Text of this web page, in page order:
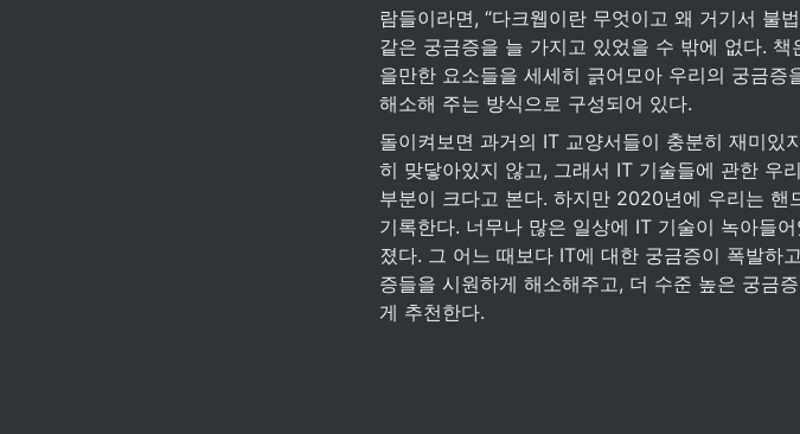
람들이라면, “다크웹이란 무엇이고 왜 거기서 불
같은 궁금증을 늘 가지고 있었을 수 밖에 없다.
을만한 요소들을 세세히 긁어모아 우리의 궁금
해소해 주는 방식으로 구성되어 있다.
돌이켜보면 과거의 IT 교양서들이 충분히 재미있
히 맞닿아있지 않고, 그래서 IT 기술들에 관한 우
부분이 크다고 본다. 하지만 2020년에 우리는 핸
기록한다. 너무나 많은 일상에 IT 기술이 녹아들
졌다. 그 어느 때보다 IT에 대한 궁금증이 폭발하
증들을 시원하게 해소해주고, 더 수준 높은 궁금
게 추천한다.